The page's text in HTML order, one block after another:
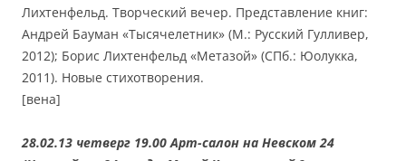
Лихтенфельд. Творческий вечер. Представление книг:
Андрей Бауман «Тысячелетник» (М.: Русский Гулливер,
2012); Борис Лихтенфельд «Метазой» (СПб.: Юолукка,
2011). Новые стихотворения.
[вена]
28.02.13 четверг 19.00 Арт-салон на Невском 24